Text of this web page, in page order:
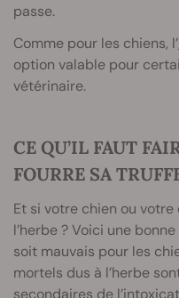
passe.
Comme pour les chiens, l’
option valable pour
vétérinaire.
CE QU’IL FAUT
FOURRE SA
Et si votre chien ou
l’herbe ? Voici une
soit mauvais pour les
mortels dus à l’herbe
secondaires de